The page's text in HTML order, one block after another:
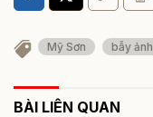
Mỹ Sơn bẫy ảnh
BÀI LIÊN QUAN